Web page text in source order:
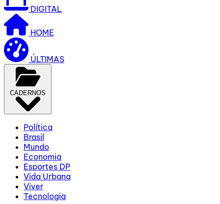
DIGITAL
HOME
ÚLTIMAS
CADERNOS
Política
Brasil
Mundo
Economia
Esportes DP
Vida Urbana
Viver
Tecnologia